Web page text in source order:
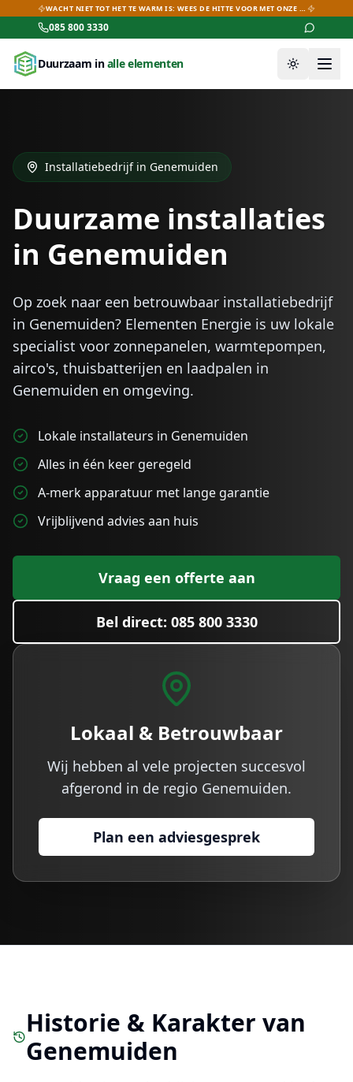
WACHT NIET TOT HET TE WARM IS: WEES DE HITTE VOOR MET ONZE AIRCO-DEALS!
085 800 3330
Duurzaam inalle elementen Thema
Installatiebedrijf in Genemuiden
Duurzame installaties
in Genemuiden
Op zoek naar een betrouwbaar installatiebedrijf
in Genemuiden? Elementen Energie is uw lokale
specialist voor zonnepanelen, warmtepompen,
airco's, thuisbatterijen en laadpalen in
Genemuiden en omgeving.
Lokale installateurs in Genemuiden
Alles in één keer geregeld
A-merk apparatuur met lange garantie
Vrijblijvend advies aan huis
Vraag een offerte aan
Bel direct: 085 800 3330
Lokaal & Betrouwbaar
Wij hebben al vele projecten succesvol
afgerond in de regio Genemuiden.
Plan een adviesgesprek
Historie & Karakter van
Genemuiden